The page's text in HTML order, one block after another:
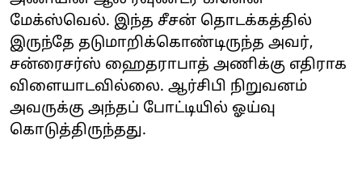
மேக்ஸ்வெல். இந்த சீசன் தொடக்கத்தில்
இருந்தே தடுமாறிக்கொண்டிருந்த அவர்,
சன்ரைசர்ஸ் ஹைதராபாத் அணிக்கு எதிராக
விளையாடவில்லை. ஆர்சிபி நிறுவனம்
அவருக்கு அந்தப் போட்டியில் ஓய்வு
கொடுத்திருந்தது.